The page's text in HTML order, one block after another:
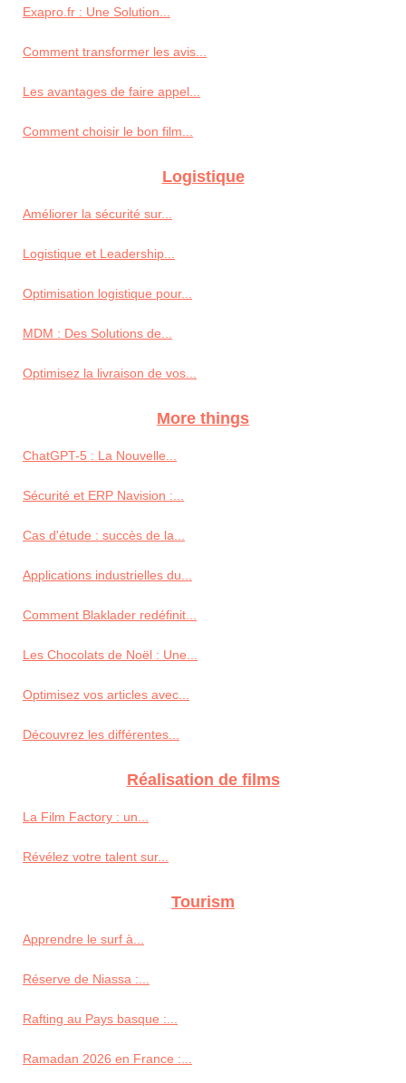
Exapro.fr : Une Solution...
Comment transformer les avis...
Les avantages de faire appel...
Comment choisir le bon film...
Logistique
Améliorer la sécurité sur...
Logistique et Leadership...
Optimisation logistique pour...
MDM : Des Solutions de...
Optimisez la livraison de vos...
More things
ChatGPT-5 : La Nouvelle...
Sécurité et ERP Navision :...
Cas d'étude : succès de la...
Applications industrielles du...
Comment Blaklader redéfinit...
Les Chocolats de Noël : Une...
Optimisez vos articles avec...
Découvrez les différentes...
Réalisation de films
La Film Factory : un...
Révélez votre talent sur...
Tourism
Apprendre le surf à...
Réserve de Niassa :...
Rafting au Pays basque :...
Ramadan 2026 en France :...